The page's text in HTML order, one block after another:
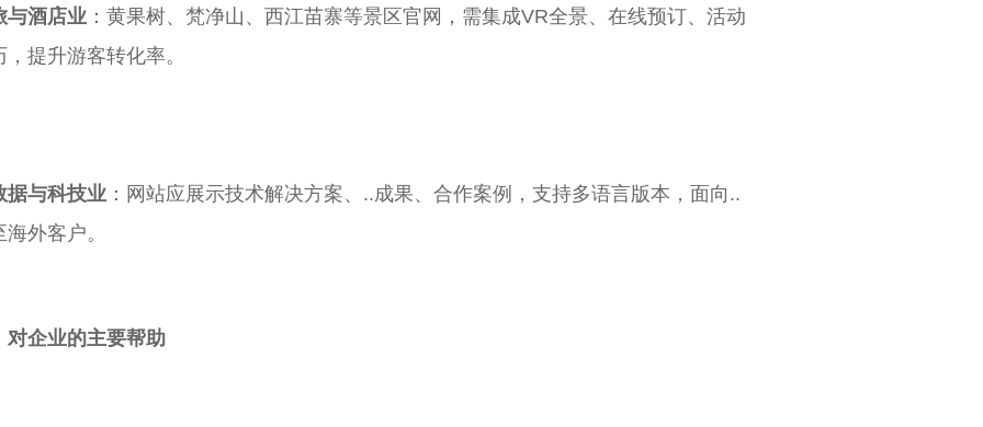
与酒店业 ：黄果树、梵净山、西江苗寨等景区官网，需集成VR全景、在线预订、活动
，提升游客转化率。
据与科技业 ：网站应展示技术解决方案、..成果、合作案例，支持多语言版本，面向..
海外客户。
对企业的主要帮助